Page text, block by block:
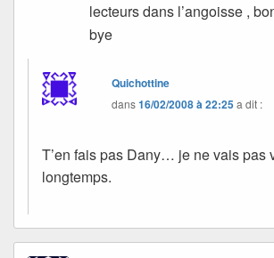
lecteurs dans l’angoisse ,
bye
Quichottine
dans16/02/2008 à 22:25a dit :
T’en fais pas Dany… je ne vais pas
longtemps.